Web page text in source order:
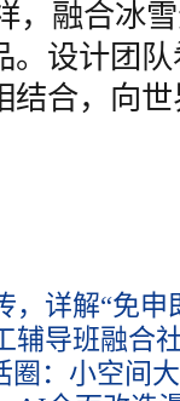
，融合冰
。设计团
结合，向
，详解“免申
辅导班融合
圈：小空间